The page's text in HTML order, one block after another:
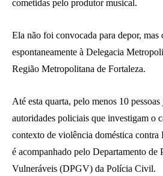
cometidas pelo produtor musical.
Ela não foi convocada para depor, mas
espontaneamente à Delegacia
Região Metropolitana de Fortaleza.
Até esta quarta, pelo menos 10
autoridades policiais que investigam o
contexto de violência doméstica contra
é acompanhado pelo Departamento de
Vulneráveis (DPGV) da Polícia Civil.